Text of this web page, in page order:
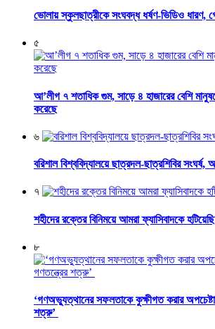
ভোলায় স্কুলছাত্রীকে সংঘবদ্ধ ধর্ষণ-ভিডিও ধারণ,
৫
আ’লীগ ৭ শতাধিক গুম, সাড়ে ৪ হাজারের বেশি
করেছে
৬
বরিশাল বিশ্ববিদ্যালয়ে ছাত্রদল-ছাত্রশিবির
৭
শহীদের রক্তের বিনিময়ে আমরা ফ্যাসিবাদকে
৮
‘গণঅভ্যুত্থানের সফলতাকে কুক্ষীগত করার
শত্রু’